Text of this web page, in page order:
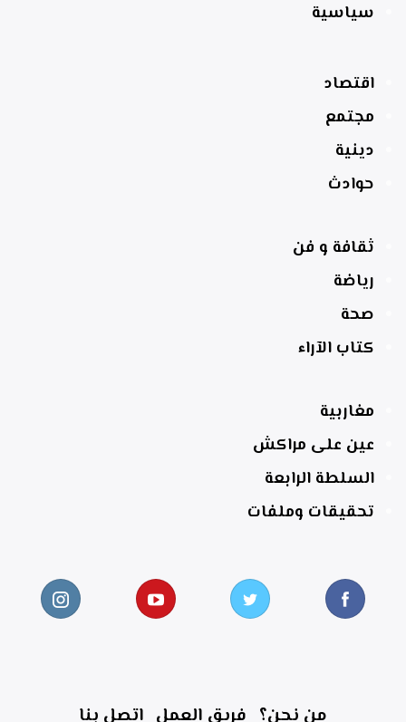
سياسية
اقتصاد
مجتمع
دينية
حوادث
ثقافة و فن
رياضة
صحة
كتاب الآراء
مغاربية
عين على مراكش
السلطة الرابعة
تحقيقات وملفات
من نحن؟ فريق العمل اتصل بنا